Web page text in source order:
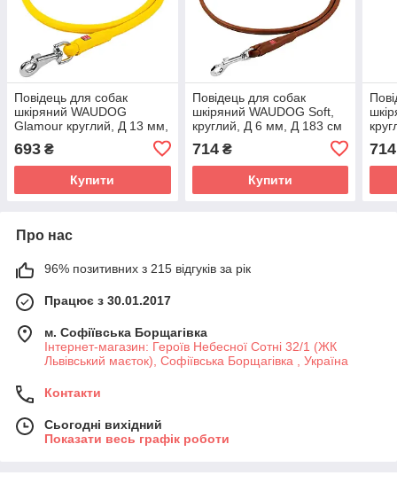
Повідець для собак
шкіряний WAUDOG
Glamour круглий, Д 13 мм,
693 ₴
Купити
Повідець для собак
шкіряний WAUDOG Soft,
круглий, Д 6 мм, Д 183 см
714₴
Купити
714
Про нас
96% позитивних з 215 відгуків за рік
Працює з 30.01.2017
м. Софіївська Борщагівка
Інтернет-магазин: Героїв Небесної Сотні 32/1 (ЖК
Львівський маєток), Софіївська Борщагівка , Україна
Контакти
Сьогодні вихідний
Показати весь графік роботи